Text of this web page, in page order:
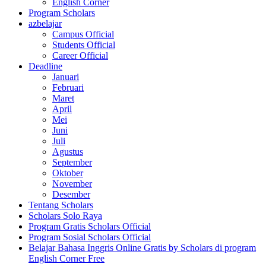
English Corner
Program Scholars
azbelajar
Campus Official
Students Official
Career Official
Deadline
Januari
Februari
Maret
April
Mei
Juni
Juli
Agustus
September
Oktober
November
Desember
Tentang Scholars
Scholars Solo Raya
Program Gratis Scholars Official
Program Sosial Scholars Official
Belajar Bahasa Inggris Online Gratis by Scholars di program
English Corner Free